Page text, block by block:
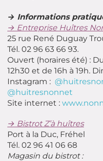
→ Informations
→ Entreprise Huîtres
25 rue René Duguay
Tél. 02 96 63 66 93.
Ouvert (horaires été) :
12h30 et de 16h à 19h.
Instagram :
@huitresnonnet
Site internet :
→ Bistrot Z’à huîtres
Port à la Duc, Fréhel
Tél. 02 96 41 06 68
Magasin du bistrot :